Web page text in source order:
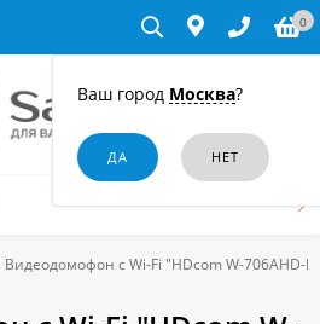
Ваш город Москва?
0
Видеодомофон с Wi-Fi "HDcom W-706AHD-